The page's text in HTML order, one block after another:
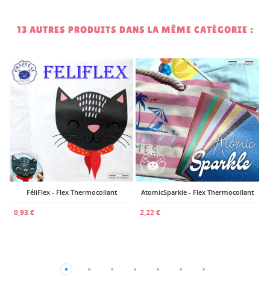
13 AUTRES PRODUITS DANS LA MÊME CATÉGORIE :
FéliFlex - Flex Thermocollant
0,93 €
AtomicSparkle - Flex Thermocollant
2,22 €